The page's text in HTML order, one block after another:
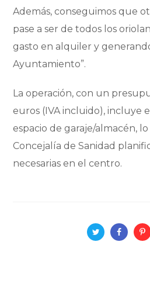
Además, conseguimos que
pase a ser de todos los
gasto en alquiler y
Ayuntamiento”.
La operación, con un
euros (IVA incluido), incluye
espacio de garaje/almacén,
Concejalía de Sanidad
necesarias en el centro.